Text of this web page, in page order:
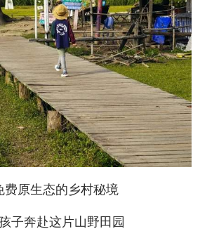
原生态的乡村秘境
奔赴这片山野田园